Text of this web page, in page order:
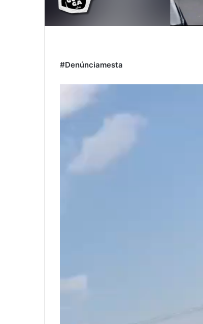
#Denúnciamesta